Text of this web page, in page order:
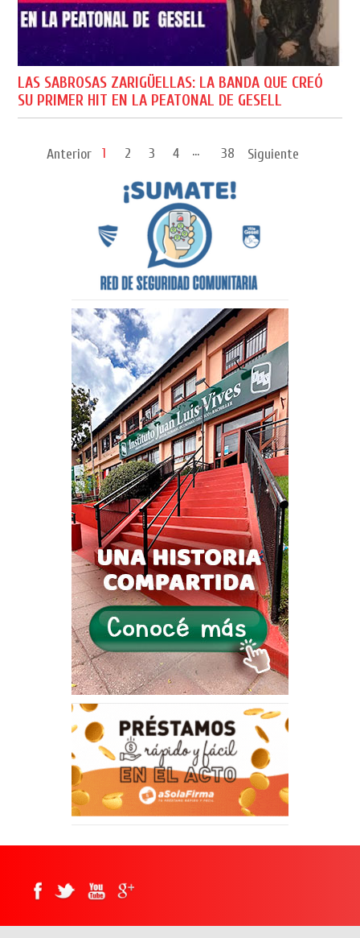
LAS SABROSAS ZARIGÜELLAS: LA BANDA QUE CREÓ
SU PRIMER HIT EN LA PEATONAL DE GESELL
Anterior 1 2 3 4 ... 38 Siguiente